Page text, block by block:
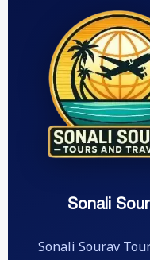
Sonali
Sonali Sourav